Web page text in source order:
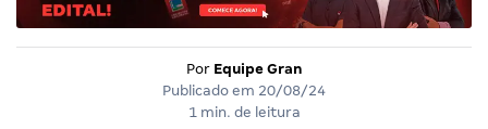
Por Equipe Gran
Publicado em 20/08/24
1 min. de leitura